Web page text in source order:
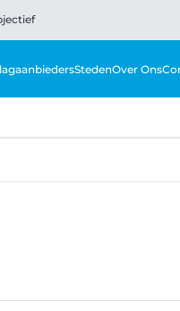
StedenOver Ons